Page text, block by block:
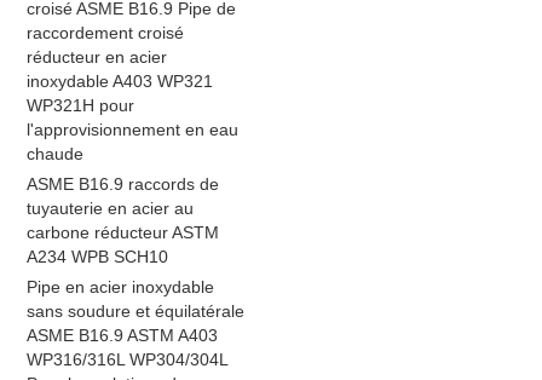
croisé ASME B16.9 Pipe de
raccordement croisé
réducteur en acier
inoxydable A403 WP321
WP321H pour
l'approvisionnement en eau
chaude
ASME B16.9 raccords de
tuyauterie en acier au
carbone réducteur ASTM
A234 WPB SCH10
Pipe en acier inoxydable
sans soudure et équilatérale
ASME B16.9 ASTM A403
WP316/316L WP304/304L